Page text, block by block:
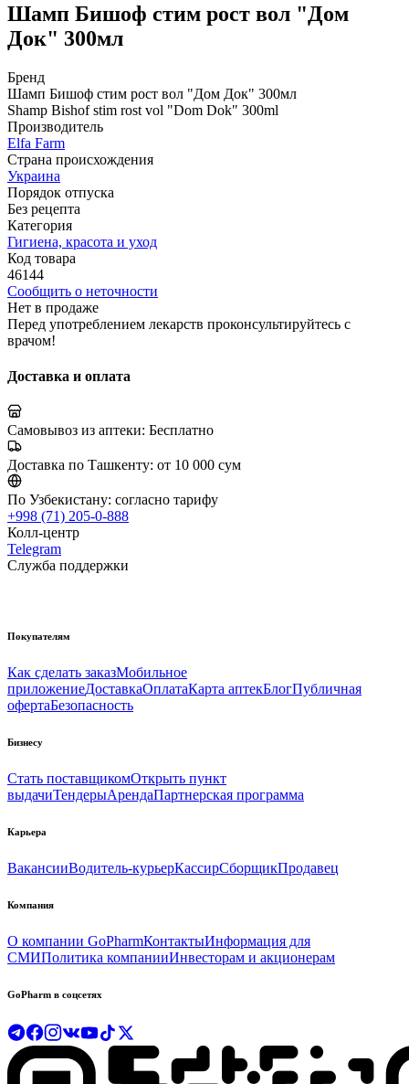
Шамп Бишоф стим рост вол "Дом
Док" 300мл
Бренд
Шамп Бишоф стим рост вол "Дом Док" 300мл
Shamp Bishof stim rost vol "Dom Dok" 300ml
Производитель
Elfa Farm
Страна происхождения
Украина
Порядок отпуска
Без рецепта
Категория
Гигиена, красота и уход
Код товара
46144
Сообщить о неточности
Нет в продаже
Перед употреблением лекарств проконсультируйтесь с
врачом!
Доставка и оплата
Самовывоз из аптеки: Бесплатно
Доставка по Ташкенту: от 10 000 сум
По Узбекистану: согласно тарифу
+998 (71) 205-0-888
Колл-центр
Telegram
Служба поддержки
Покупателям
Как сделать заказМобильное
приложениеДоставкаОплатаКарта аптекБлогПубличная
офертаБезопасность
Бизнесу
Стать поставщикомОткрыть пункт
выдачиТендерыАрендаПартнерская программа
Карьера
ВакансииВодитель-курьерКассирСборщикПродавец
Компания
О компании GoPharmКонтактыИнформация для
СМИПолитика компанииИнвесторам и акционерам
GoPharm в соцсетях